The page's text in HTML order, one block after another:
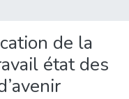
de la
état des